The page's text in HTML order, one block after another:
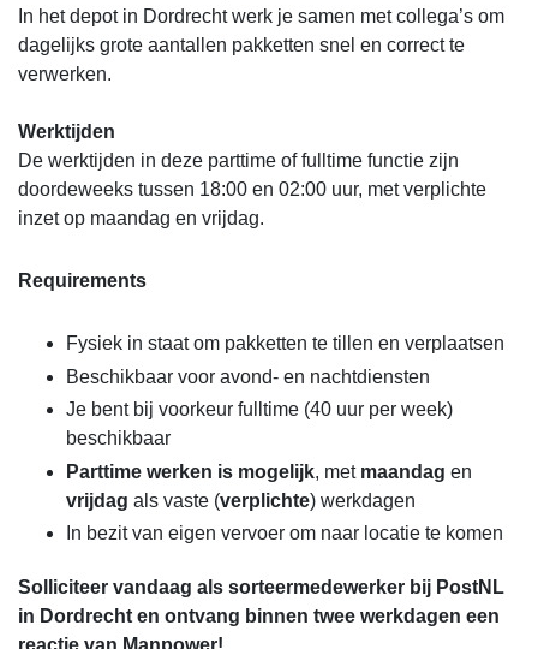
In het depot in Dordrecht werk je samen met collega’s om
dagelijks grote aantallen pakketten snel en correct te
verwerken.
Werktijden
De werktijden in deze parttime of fulltime functie zijn
doordeweeks tussen 18:00 en 02:00 uur, met verplichte
inzet op maandag en vrijdag.
Requirements
Fysiek in staat om pakketten te tillen en verplaatsen
Beschikbaar voor avond- en nachtdiensten
Je bent bij voorkeur fulltime (40 uur per week)
beschikbaar
Parttime werken is mogelijk, met maandag en
vrijdag als vaste (verplichte) werkdagen
In bezit van eigen vervoer om naar locatie te komen
Solliciteer vandaag als sorteermedewerker bij PostNL
in Dordrecht en ontvang binnen twee werkdagen een